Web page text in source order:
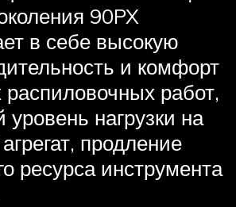
90PX
в себе высокую
и комфорт
работ,
нагрузки на
продление
ресурса инструмента